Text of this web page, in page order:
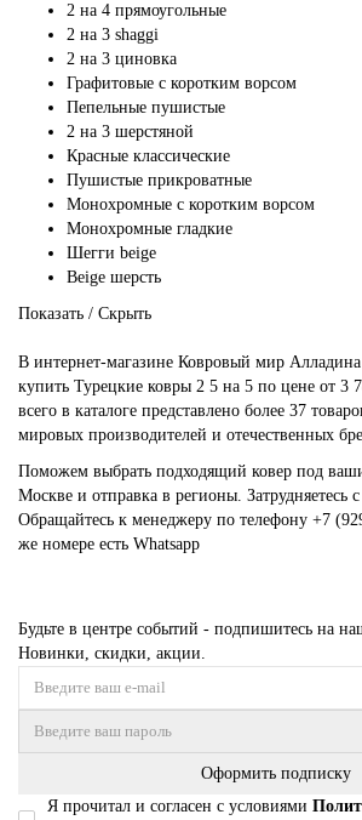
2 на 4 прямоугольные
2 на 3 shaggi
2 на 3 циновка
Графитовые с коротким ворсом
Пепельные пушистые
2 на 3 шерстяной
Красные классические
Пушистые прикроватные
Монохромные с коротким ворсом
Монохромные гладкие
Шегги beige
Beige шерсть
Показать / Скрыть
В интернет-магазине Ковровый мир
купить Турецкие ковры 2 5 на 5 по цене от 3
всего в каталоге представлено более 37
мировых производителей и отечественных
Поможем выбрать подходящий ковер под
Москве и отправка в регионы. Затрудняетесь
Обращайтесь к менеджеру по телефону +7
же номере есть Whatsapp
Будьте в центре событий - подпишитесь на
Новинки, скидки, акции.
Оформить подписку
Я прочитал и согласен с условиями